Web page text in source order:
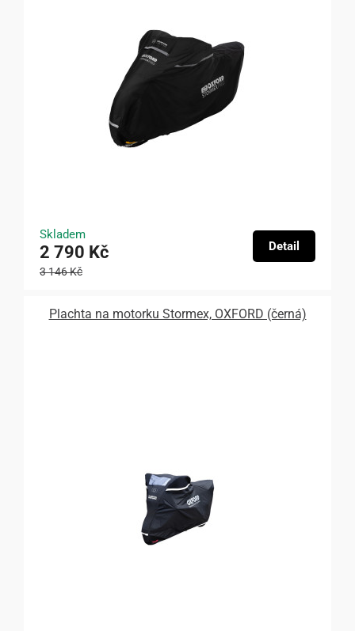
Skladem
2 790 Kč
3 146 Kč
Detail
Plachta na motorku Stormex, OXFORD (černá)